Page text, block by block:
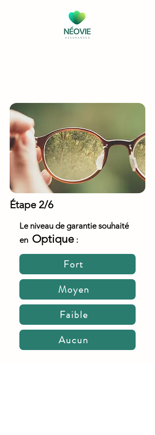
Étape 2/6
Le niveau de garantie souhaité
en Optique :
Fort
Moyen
Faible
Aucun